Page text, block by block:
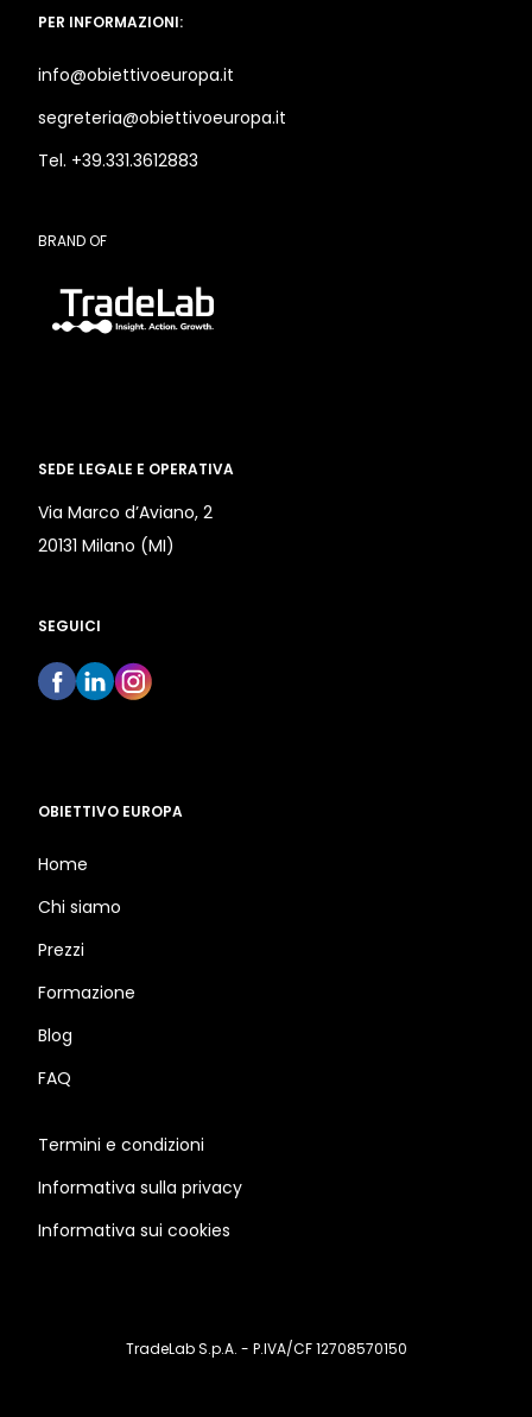
PER INFORMAZIONI:
info@obiettivoeuropa.it
segreteria@obiettivoeuropa.it
Tel. +39.331.3612883
BRAND OF
SEDE LEGALE E OPERATIVA
Via Marco d’Aviano, 2
20131 Milano (MI)
SEGUICI
OBIETTIVO EUROPA
Home
Chi siamo
Prezzi
Formazione
Blog
FAQ
Termini e condizioni
Informativa sulla privacy
Informativa sui cookies
TradeLab S.p.A. - P.IVA/CF 12708570150